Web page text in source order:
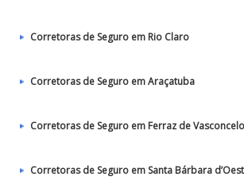
Corretoras de Seguro em Rio Claro
Corretoras de Seguro em Araçatuba
Corretoras de Seguro em Ferraz de
Corretoras de Seguro em Santa Bárbara